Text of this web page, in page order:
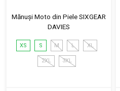
Mănuși Moto din Piele SIXGEAR
DAVIES
XS S M L XL
2XL 3XL